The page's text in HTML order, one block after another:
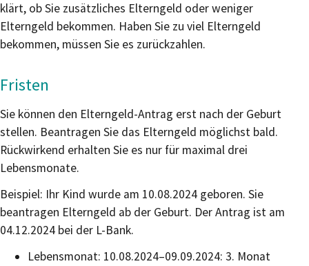
klärt, ob Sie zusätzliches Elterngeld oder weniger
Elterngeld bekommen. Haben Sie zu viel Elterngeld
bekommen, müssen Sie es zurückzahlen.
Fristen
Sie können den Elterngeld-Antrag erst nach der Geburt
stellen. Beantragen Sie das Elterngeld möglichst bald.
Rückwirkend erhalten Sie es nur für maximal drei
Lebensmonate.
Beispiel: Ihr Kind wurde am 10.08.2024 geboren. Sie
beantragen Elterngeld ab der Geburt. Der Antrag ist am
04.12.2024 bei der L-Bank.
Lebensmonat: 10.08.2024–09.09.2024: 3. Monat